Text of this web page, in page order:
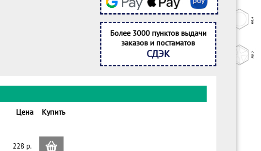
Более 3000 пунктов выдачи
заказов и постаматов
СДЭК
Цена Купить
228 p.